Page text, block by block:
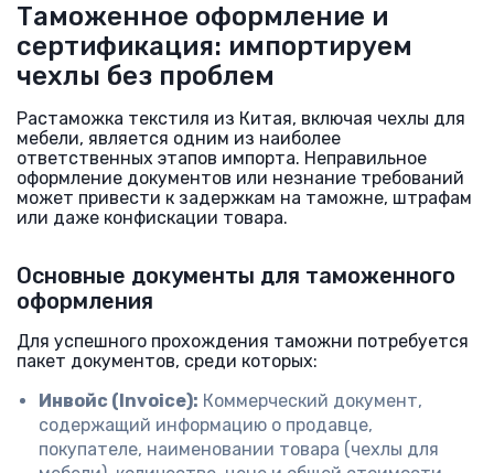
Таможенное оформление и
сертификация: импортируем
чехлы без проблем
Растаможка текстиля из Китая, включая чехлы для
мебели, является одним из наиболее
ответственных этапов импорта. Неправильное
оформление документов или незнание требований
может привести к задержкам на таможне, штрафам
или даже конфискации товара.
Основные документы для таможенного
оформления
Для успешного прохождения таможни потребуется
пакет документов, среди которых:
Инвойс (Invoice): Коммерческий документ,
содержащий информацию о продавце,
покупателе, наименовании товара (чехлы для